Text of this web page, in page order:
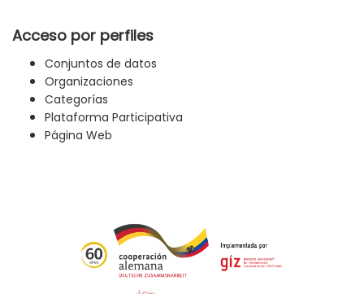
Acceso por perfiles
Conjuntos de datos
Organizaciones
Categorías
Plataforma Participativa
Página Web